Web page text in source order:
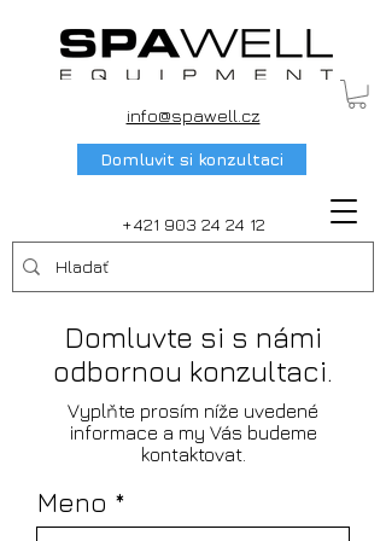
+421 903 24 24 12
info@spawell.cz
Domluvit si konzultaci
Domluvte si s námi
odbornou konzultaci.
Vyplňte prosím níže uvedené
informace a my Vás budeme
kontaktovat.
Meno